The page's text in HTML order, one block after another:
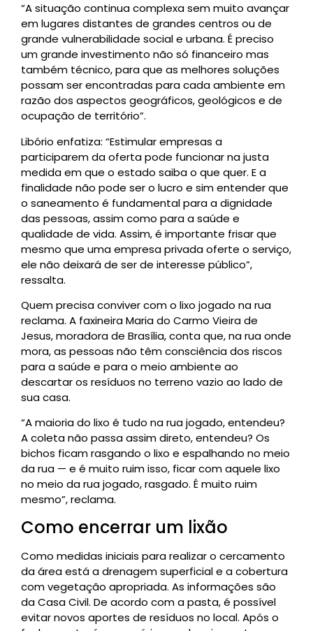
“A situação continua complexa sem muito avançar
em lugares distantes de grandes centros ou de
grande vulnerabilidade social e urbana. É preciso
um grande investimento não só financeiro mas
também técnico, para que as melhores soluções
possam ser encontradas para cada ambiente em
razão dos aspectos geográficos, geológicos e de
ocupação de território”.
Libório enfatiza: “Estimular empresas a
participarem da oferta pode funcionar na justa
medida em que o estado saiba o que quer. E a
finalidade não pode ser o lucro e sim entender que
o saneamento é fundamental para a dignidade
das pessoas, assim como para a saúde e
qualidade de vida. Assim, é importante frisar que
mesmo que uma empresa privada oferte o serviço,
ele não deixará de ser de interesse público”,
ressalta.
Quem precisa conviver com o lixo jogado na rua
reclama. A faxineira Maria do Carmo Vieira de
Jesus, moradora de Brasília, conta que, na rua onde
mora, as pessoas não têm consciência dos riscos
para a saúde e para o meio ambiente ao
descartar os resíduos no terreno vazio ao lado de
sua casa.
“A maioria do lixo é tudo na rua jogado, entendeu?
A coleta não passa assim direto, entendeu? Os
bichos ficam rasgando o lixo e espalhando no meio
da rua — e é muito ruim isso, ficar com aquele lixo
no meio da rua jogado, rasgado. É muito ruim
mesmo”, reclama.
Como encerrar um lixão
Como medidas iniciais para realizar o cercamento
da área está a drenagem superficial e a cobertura
com vegetação apropriada. As informações são
da Casa Civil. De acordo com a pasta, é possível
evitar novos aportes de resíduos no local. Após o